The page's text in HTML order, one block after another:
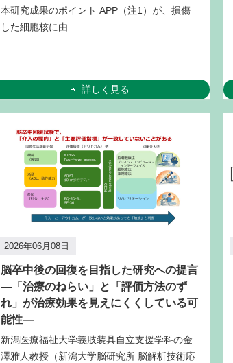
本研究成果のポイント APP（注1）が、損傷
した細胞核に由…
詳しく見る
2026年06月08日
脳卒中後の回復を目指した研究への提言
―「治療のねらい」と「評価方法のず
れ」が治療効果を見えにくくしている可
能性―
新潟医療福祉大学義肢装具自立支援学科の金
澤雅人教授（新潟大学脳研究所 脳解析技術応